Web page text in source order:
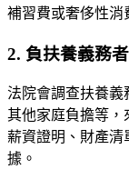
補習費或奢侈性消
2. 負扶養義務
法院會調查扶養義
其他家庭負擔等，
薪資證明、財產清
據。